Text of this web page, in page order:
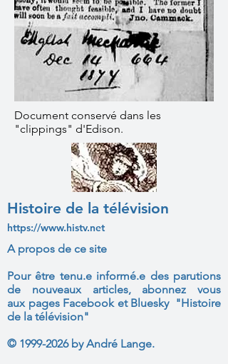
Document conservé dans les
"clippings" d'Edison.
Histoire de la télévision
https://www.histv.net
A propos de ce site
Pour être tenu.e informé.e des parutions
de nouveaux articles, abonnez vous
aux pages Facebook et Bluesky "Histoire
de la télévision"
© 1999-2026by André Lange.